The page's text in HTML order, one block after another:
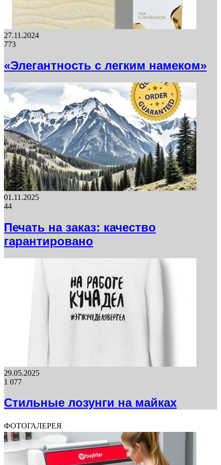
27.11.2024
773
«Элегантность с легким намеком»
01.11.2025
44
Печать на заказ: качество
гарантировано
29.05.2025
1 077
Стильные лозунги на майках
ФОТОГАЛЕРЕЯ